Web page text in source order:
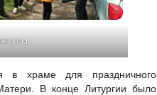
в храме для праздничного
В конце Литургии было